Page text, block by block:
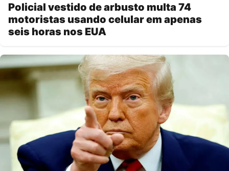
Policial vestido de arbusto multa 74
motoristas usando celular em apenas
seis horas nos EUA